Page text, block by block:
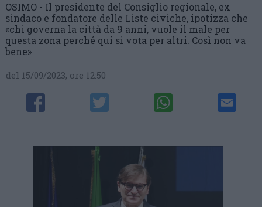
OSIMO - Il presidente del Consiglio regionale, ex
sindaco e fondatore delle Liste civiche, ipotizza che
«chi governa la città da 9 anni, vuole il male per
questa zona perché qui si vota per altri. Così non va
bene»
del 15/09/2023, ore 12:50